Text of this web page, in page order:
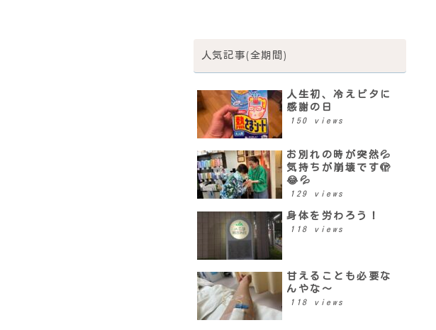
人気記事(全期間)
人生初、冷えピタに
感謝の日
150 views
お別れの時が突然💦
気持ちが崩壊です🫣
😂💦
129 views
身体を労わろう！
118 views
甘えることも必要な
んやな〜
118 views